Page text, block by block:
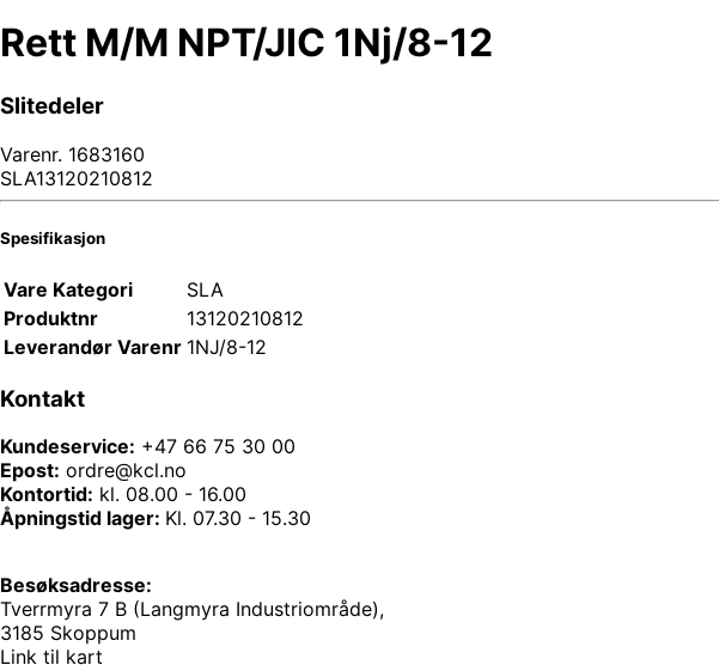
Rett M/M NPT/JIC 1Nj/8-12
Slitedeler
Varenr. 1683160
SLA13120210812
Spesifikasjon
Vare Kategori
SLA
Produktnr
13120210812
Leverandør Varenr 1NJ/8-12
Kontakt
Kundeservice: +47 66 75 30 00
Epost: ordre@kcl.no
Kontortid: kl. 08.00 - 16.00
Åpningstid lager: Kl. 07.30 - 15.30
Besøksadresse:
Tverrmyra 7 B (Langmyra Industriområde),
3185 Skoppum
Link til kart